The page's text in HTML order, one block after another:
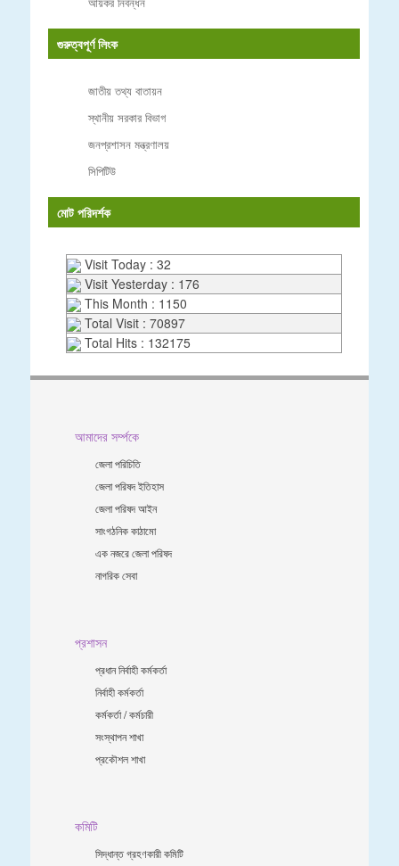
গুরুত্বপূর্ণ লিংক
জাতীয় তথ্য বাতায়ন
স্থানীয় সরকার বিভাগ
জনপ্রশাসন মন্ত্রণালয়
সিপিটিউ
মোট পরিদর্শক
Visit Today : 32
Visit Yesterday : 176
This Month : 1150
Total Visit : 70897
Total Hits : 132175
আমাদের সর্ম্পকে
জেলা পরিচিতি
জেলা পরিষদ ইতিহাস
জেলা পরিষদ আইন
সাংগঠনিক কাঠামো
এক নজরে জেলা পরিষদ
নাগরিক সেবা
প্রশাসন
প্রধান নির্বাহী কর্মকর্তা
নির্বাহী কর্মকর্তা
কর্মকর্তা / কর্মচারী
সংস্থাপন শাখা
প্রকৌশল শাখা
কমিটি
সিদ্ধান্ত গ্রহণকারী কমিটি